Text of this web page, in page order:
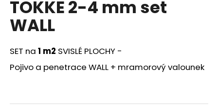
TOKKE 2-4 mm set
WALL
SET na 1 m2 SVISLÉ PLOCHY -
Pojivo a penetrace WALL + mramorový valounek
a
j
t
?